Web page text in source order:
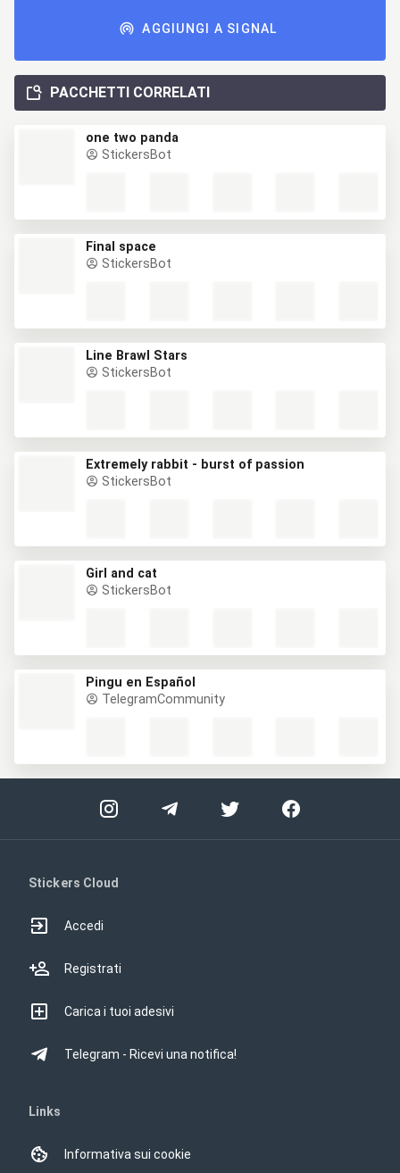
AGGIUNGI A SIGNAL
PACCHETTI CORRELATI
one two panda
StickersBot
Final space
StickersBot
Line Brawl Stars
StickersBot
Extremely rabbit - burst of passion
StickersBot
Girl and cat
StickersBot
Pingu en Español
TelegramCommunity
Stickers Cloud
Accedi
Registrati
Carica i tuoi adesivi
Telegram - Ricevi una notifica!
Links
Informativa sui cookie